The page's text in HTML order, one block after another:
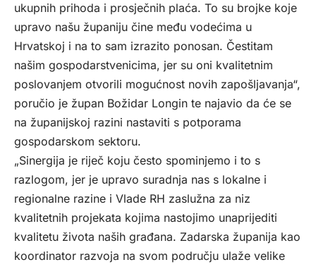
ukupnih prihoda i prosječnih plaća. To su brojke koje
upravo našu županiju čine među vodećima u
Hrvatskoj i na to sam izrazito ponosan. Čestitam
našim gospodarstvenicima, jer su oni kvalitetnim
poslovanjem otvorili mogućnost novih zapošljavanja“,
poručio je župan Božidar Longin te najavio da će se
na županijskoj razini nastaviti s potporama
gospodarskom sektoru.
„Sinergija je riječ koju često spominjemo i to s
razlogom, jer je upravo suradnja nas s lokalne i
regionalne razine i Vlade RH zaslužna za niz
kvalitetnih projekata kojima nastojimo unaprijediti
kvalitetu života naših građana. Zadarska županija kao
koordinator razvoja na svom području ulaže velike